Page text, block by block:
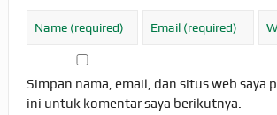
Simpan nama, email, dan situs web saya
ini untuk komentar saya berikutnya.